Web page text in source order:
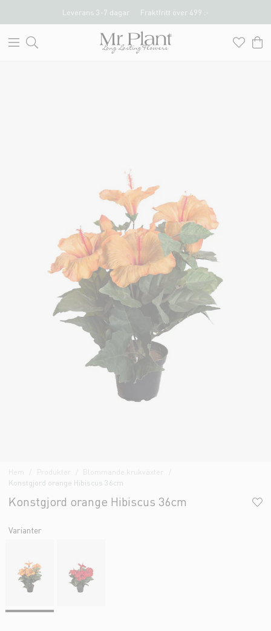
Leverans 3-7 dagar Fraktfritt över 499 :-
Hem Produkter
Blommande krukväxter
Konstgjord orange Hibiscus 36cm
Konstgjord orange Hibiscus 36cm
Varianter